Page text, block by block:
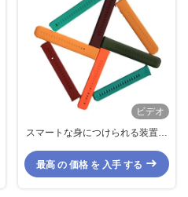
ビデオ
スマートな身につけられる装置の
のOリング シートのゴム
最高 の 価格 を 入手 する